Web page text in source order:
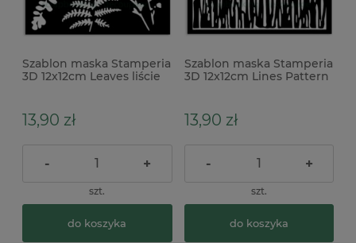
Szablon maska Stamperia
3D 12x12cm Leaves liście
13,90 zł
- +
szt.
do koszyka
Szablon maska Stamperia
3D 12x12cm Lines Pattern
13,90 zł
- +
szt.
do koszyka